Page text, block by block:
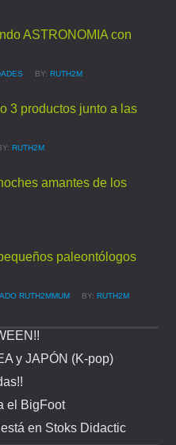
ASTRONOMIA con
BY: RUTH2M
3 productos junto a las
RUTH2M
amantes de los
paleontólogos
RUTH2MMUM BY: RUTH2M
y JAPÓN (K-pop)
el BigFoot
en Stoks Didactic